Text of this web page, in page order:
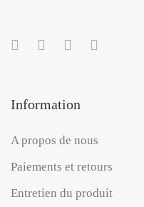
Information
A propos de nous
Paiements et retours
Entretien du produit